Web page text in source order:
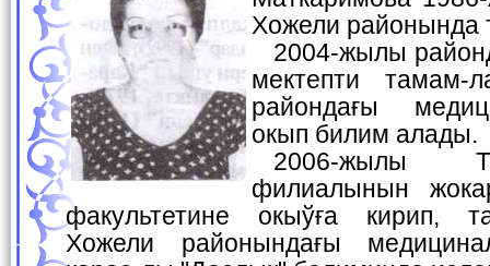
Хожели районында
2004-жылы райондағы 14-санлы орта
мектепти тамам-
райондағы
окып билим алады.
2006-жылы ТашПМИ Нөкис
филиалынын
факультетине окыўға кирип,
Хожели районындағы